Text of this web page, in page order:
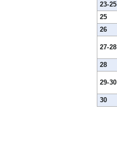
23-25
25
26
27-28
28
29-30
30